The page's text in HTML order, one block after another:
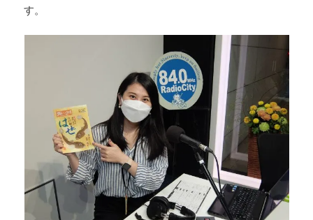
b d Li
n
k
す。